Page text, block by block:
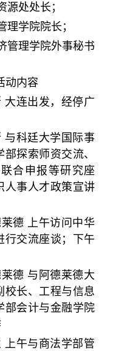
源处处长；
理学院院长；
管理学院外事秘书
动内容
大连出发，经停广
与科廷大学国际事
探索师资交流、
合申报等研究座
人事人才政策宣讲
德 上午访问 中华
行交流座谈；下午
德 与阿德莱德大
校长、工程与信息
部会计与金融学院
上午与商法学部管